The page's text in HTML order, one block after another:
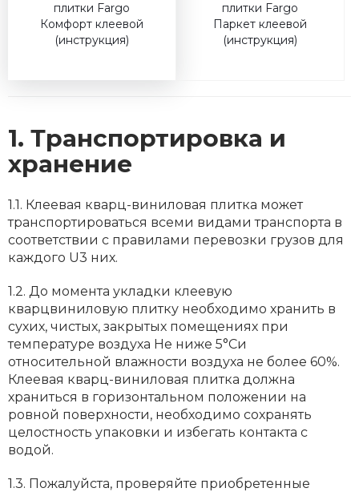
плитки Fargo
Комфорт клеевой
(инструкция)
плитки Fargo
Паркет клеевой
(инструкция)
1. Транспортировка и
хранение
1.1. Клеевая кварц-виниловая плитка может
транспортироваться всеми видами транспорта в
соответствии с правилами перевозки грузов для
каждого U3 них.
1.2. До момента укладки клеевую
кварцвиниловую плитку необходимо хранить в
сухих, чистых, закрытых помещениях при
температуре воздуха He ниже 5°Си
относительной влажности воздуха не более 60%.
Клеевая кварц-виниловая плитка должна
храниться в горизонтальном положении на
ровной поверхности, необходимо сохранять
целостность упаковки и избегать контакта с
водой.
1.3. Пожалуйста, проверяйте приобретенные